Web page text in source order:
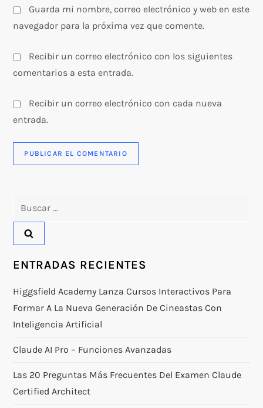
Guarda mi nombre, correo electrónico y web en este
navegador para la próxima vez que comente.
Recibir un correo electrónico con los siguientes
comentarios a esta entrada.
Recibir un correo electrónico con cada nueva
entrada.
ENTRADAS RECIENTES
Higgsfield Academy Lanza Cursos Interactivos Para
Formar A La Nueva Generación De Cineastas Con
Inteligencia Artificial
Claude AI Pro – Funciones Avanzadas
Las 20 Preguntas Más Frecuentes Del Examen Claude
Certified Architect